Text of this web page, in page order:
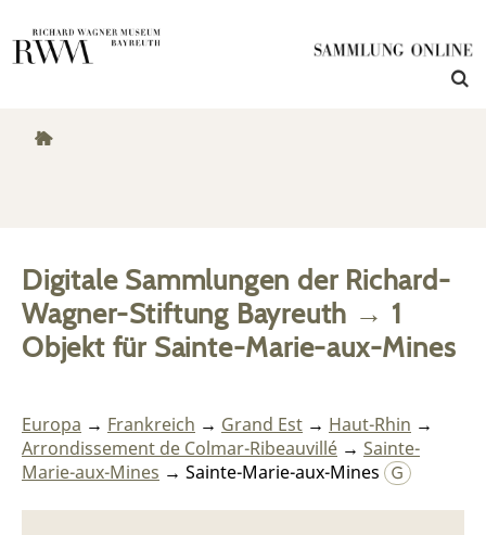
Digitale Sammlungen der Richard-
Wagner-Stiftung Bayreuth → 1
Objektfür Sainte-Marie-aux-Mines
Europa → Frankreich → Grand Est → Haut-Rhin →
Arrondissement de Colmar-Ribeauvillé → Sainte-
Marie-aux-Mines → Sainte-Marie-aux-Mines